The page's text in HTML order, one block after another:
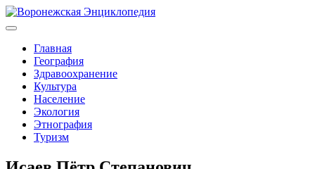
Главная
География
Здравоохранение
Культура
Население
Экология
Этнография
Туризм